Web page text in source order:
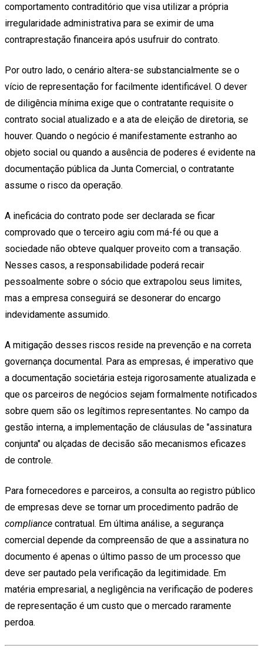
comportamento contraditório que visa utilizar a própria
irregularidade administrativa para se eximir de uma
contraprestação financeira após usufruir do contrato.
Por outro lado, o cenário altera-se substancialmente se o
vício de representação for facilmente identificável. O dever
de diligência mínima exige que o contratante requisite o
contrato social atualizado e a ata de eleição de diretoria, se
houver. Quando o negócio é manifestamente estranho ao
objeto social ou quando a ausência de poderes é evidente na
documentação pública da Junta Comercial, o contratante
assume o risco da operação.
A ineficácia do contrato pode ser declarada se ficar
comprovado que o terceiro agiu com má-fé ou que a
sociedade não obteve qualquer proveito com a transação.
Nesses casos, a responsabilidade poderá recair
pessoalmente sobre o sócio que extrapolou seus limites,
mas a empresa conseguirá se desonerar do encargo
indevidamente assumido.
A mitigação desses riscos reside na prevenção e na correta
governança documental. Para as empresas, é imperativo que
a documentação societária esteja rigorosamente atualizada e
que os parceiros de negócios sejam formalmente notificados
sobre quem são os legítimos representantes. No campo da
gestão interna, a implementação de cláusulas de "assinatura
conjunta" ou alçadas de decisão são mecanismos eficazes
de controle.
Para fornecedores e parceiros, a consulta ao registro público
de empresas deve se tornar um procedimento padrão de
compliance contratual. Em última análise, a segurança
comercial depende da compreensão de que a assinatura no
documento é apenas o último passo de um processo que
deve ser pautado pela verificação da legitimidade. Em
matéria empresarial, a negligência na verificação de poderes
de representação é um custo que o mercado raramente
perdoa.